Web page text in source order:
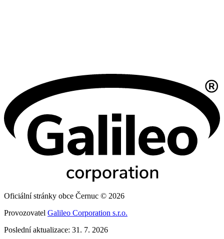
Oficiální stránky obce Černuc © 2026
Provozovatel Galileo Corporation s.r.o.
Poslední aktualizace: 31. 7. 2026